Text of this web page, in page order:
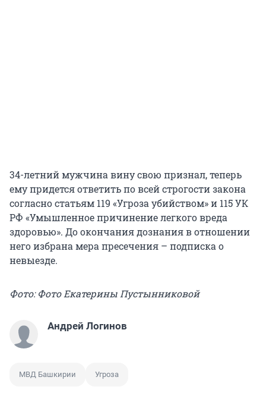
34-летний мужчина вину свою признал, теперь
ему придется ответить по всей строгости закона
согласно статьям 119 «Угроза убийством» и 115 УК
РФ «Умышленное причинение легкого вреда
здоровью». До окончания дознания в отношении
него избрана мера пресечения – подписка о
невыезде.
Фото: Фото Екатерины Пустынниковой
Андрей Логинов
МВД Башкирии Угроза